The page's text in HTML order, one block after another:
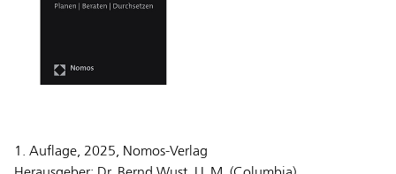
1. Auflage, 2025, Nomos-Verlag